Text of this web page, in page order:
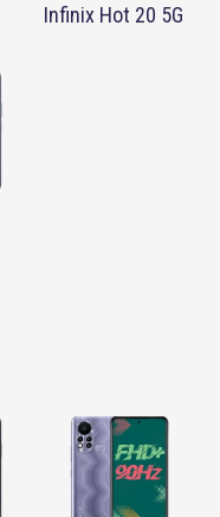
Infinix Hot 20 5G